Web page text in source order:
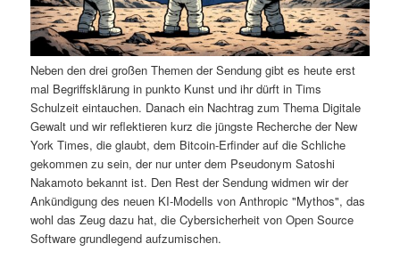
n
h
a
l
t
s
p
n
I
n
h
a
l
t
Neben den drei großen Themen der Sendung gibt es heute erst
mal Begriffsklärung in punkto Kunst und ihr dürft in Tims
Schulzeit eintauchen. Danach ein Nachtrag zum Thema Digitale
Gewalt und wir reflektieren kurz die jüngste Recherche der New
York Times, die glaubt, dem Bitcoin-Erfinder auf die Schliche
gekommen zu sein, der nur unter dem Pseudonym Satoshi
Nakamoto bekannt ist. Den Rest der Sendung widmen wir der
Ankündigung des neuen KI-Modells von Anthropic "Mythos", das
wohl das Zeug dazu hat, die Cybersicherheit von Open Source
Software grundlegend aufzumischen.